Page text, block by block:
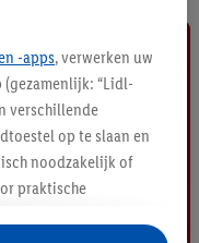
-apps, verwerken uw
(gezamenlijk: “Lidl-
verschillende
op te slaan en
noodzakelijk of
praktische